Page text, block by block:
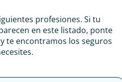
profesiones. Si tu
en este listado, ponte
te encontramos los seguros